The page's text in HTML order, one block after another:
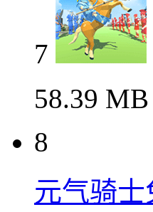
7
58.39 MB
8
元气骑